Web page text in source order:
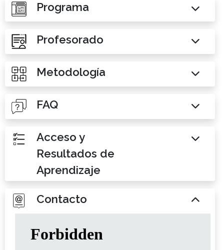
Programa
Profesorado
Metodología
FAQ
Acceso y
Resultados de
Aprendizaje
Contacto